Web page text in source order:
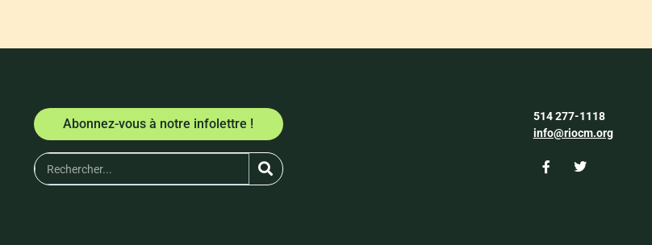
Abonnez-vous à notre infolettre !
514 277-1118
info@riocm.org